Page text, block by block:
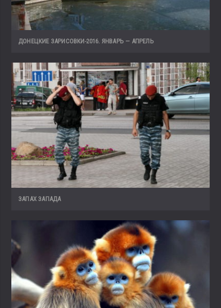
ДОНЕЦКИЕ ЗАРИСОВКИ-2016. ЯНВАРЬ — АПРЕЛЬ
ЗАПАХ ЗАПАДА